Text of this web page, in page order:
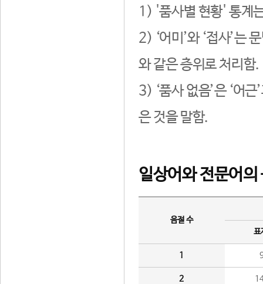
1) '품사별 현황' 통계
2) ‘어미’와 ‘접사’는
와 같은 층위로 처리함.
3) ‘품사 없음’은 ‘어
은 것을 말함.
일상어와 전문어의
음절 수
표
1
2